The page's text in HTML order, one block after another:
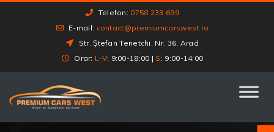
Telefon: 0758 233 699
E-mail: contact@premiumcarswest.ro
Str. Ștefan Tenetchi, Nr. 36, Arad
Orar: L-V: 9:00-18:00 | S : 9:00-14:00